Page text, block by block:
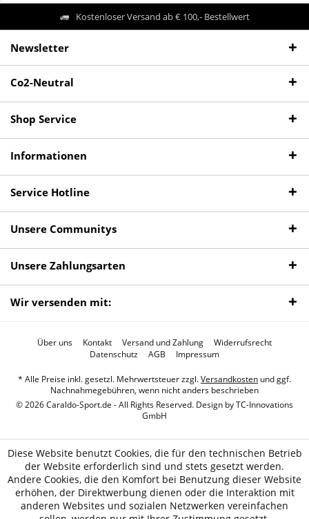
Kostenloser Versand ab € 100,- Bestellwert
Newsletter
Co2-Neutral
Shop Service
Informationen
Service Hotline
Unsere Communitys
Unsere Zahlungsarten
Wir versenden mit:
Über uns Kontakt Versand und Zahlung
Widerrufsrecht
Datenschutz
AGB Impressum
* Alle Preise inkl. gesetzl. Mehrwertsteuer zzgl.Versandkosten und ggf.
Nachnahmegebühren, wenn nicht anders beschrieben
© 2026 Caraldo-Sport.de - All Rights Reserved. Design byTC-Innovations
GmbH
Diese Website benutzt Cookies, die für den technischen Betrieb
der Website erforderlich sind und stets gesetzt werden.
Andere Cookies, die den Komfort bei Benutzung dieser Website
erhöhen, der Direktwerbung dienen oder die Interaktion mit
anderen Websites und sozialen Netzwerken vereinfachen